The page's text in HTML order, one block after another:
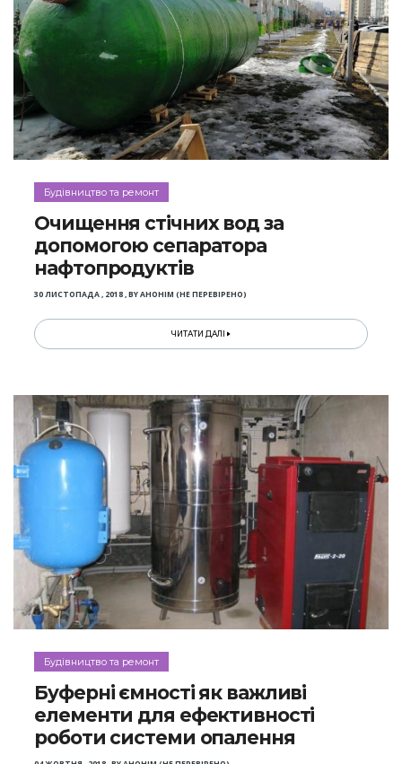
Будівництво та ремонт
Очищення стічних вод за
допомогою сепаратора
нафтопродуктів
30 ЛИСТОПАДА , 2018,BYАНОНІМ (НЕ ПЕРЕВІРЕНО)
ЧИТАТИ ДАЛІ
Будівництво та ремонт
Буферні ємності як важливі
елементи для ефективності
роботи системи опалення